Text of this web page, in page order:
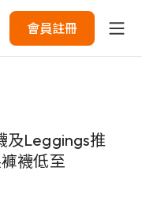
會員註冊
及Leggings推
襪低至